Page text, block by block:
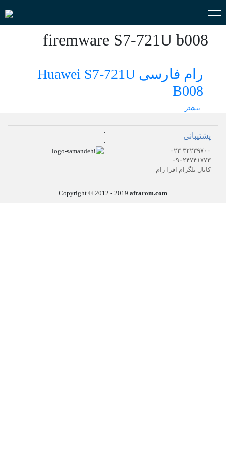
firemware S7-721U b008
رام فارسی Huawei S7-721U
B008
بیشتر
پشتیبانی
۰۲۳-۳۲۲۳۹۷۰۰
۰۹۰۲۴۷۴۱۷۷۳
کانال تلگرام افرا رام
.
.
Copyright © 2012 - 2019 afrarom.com